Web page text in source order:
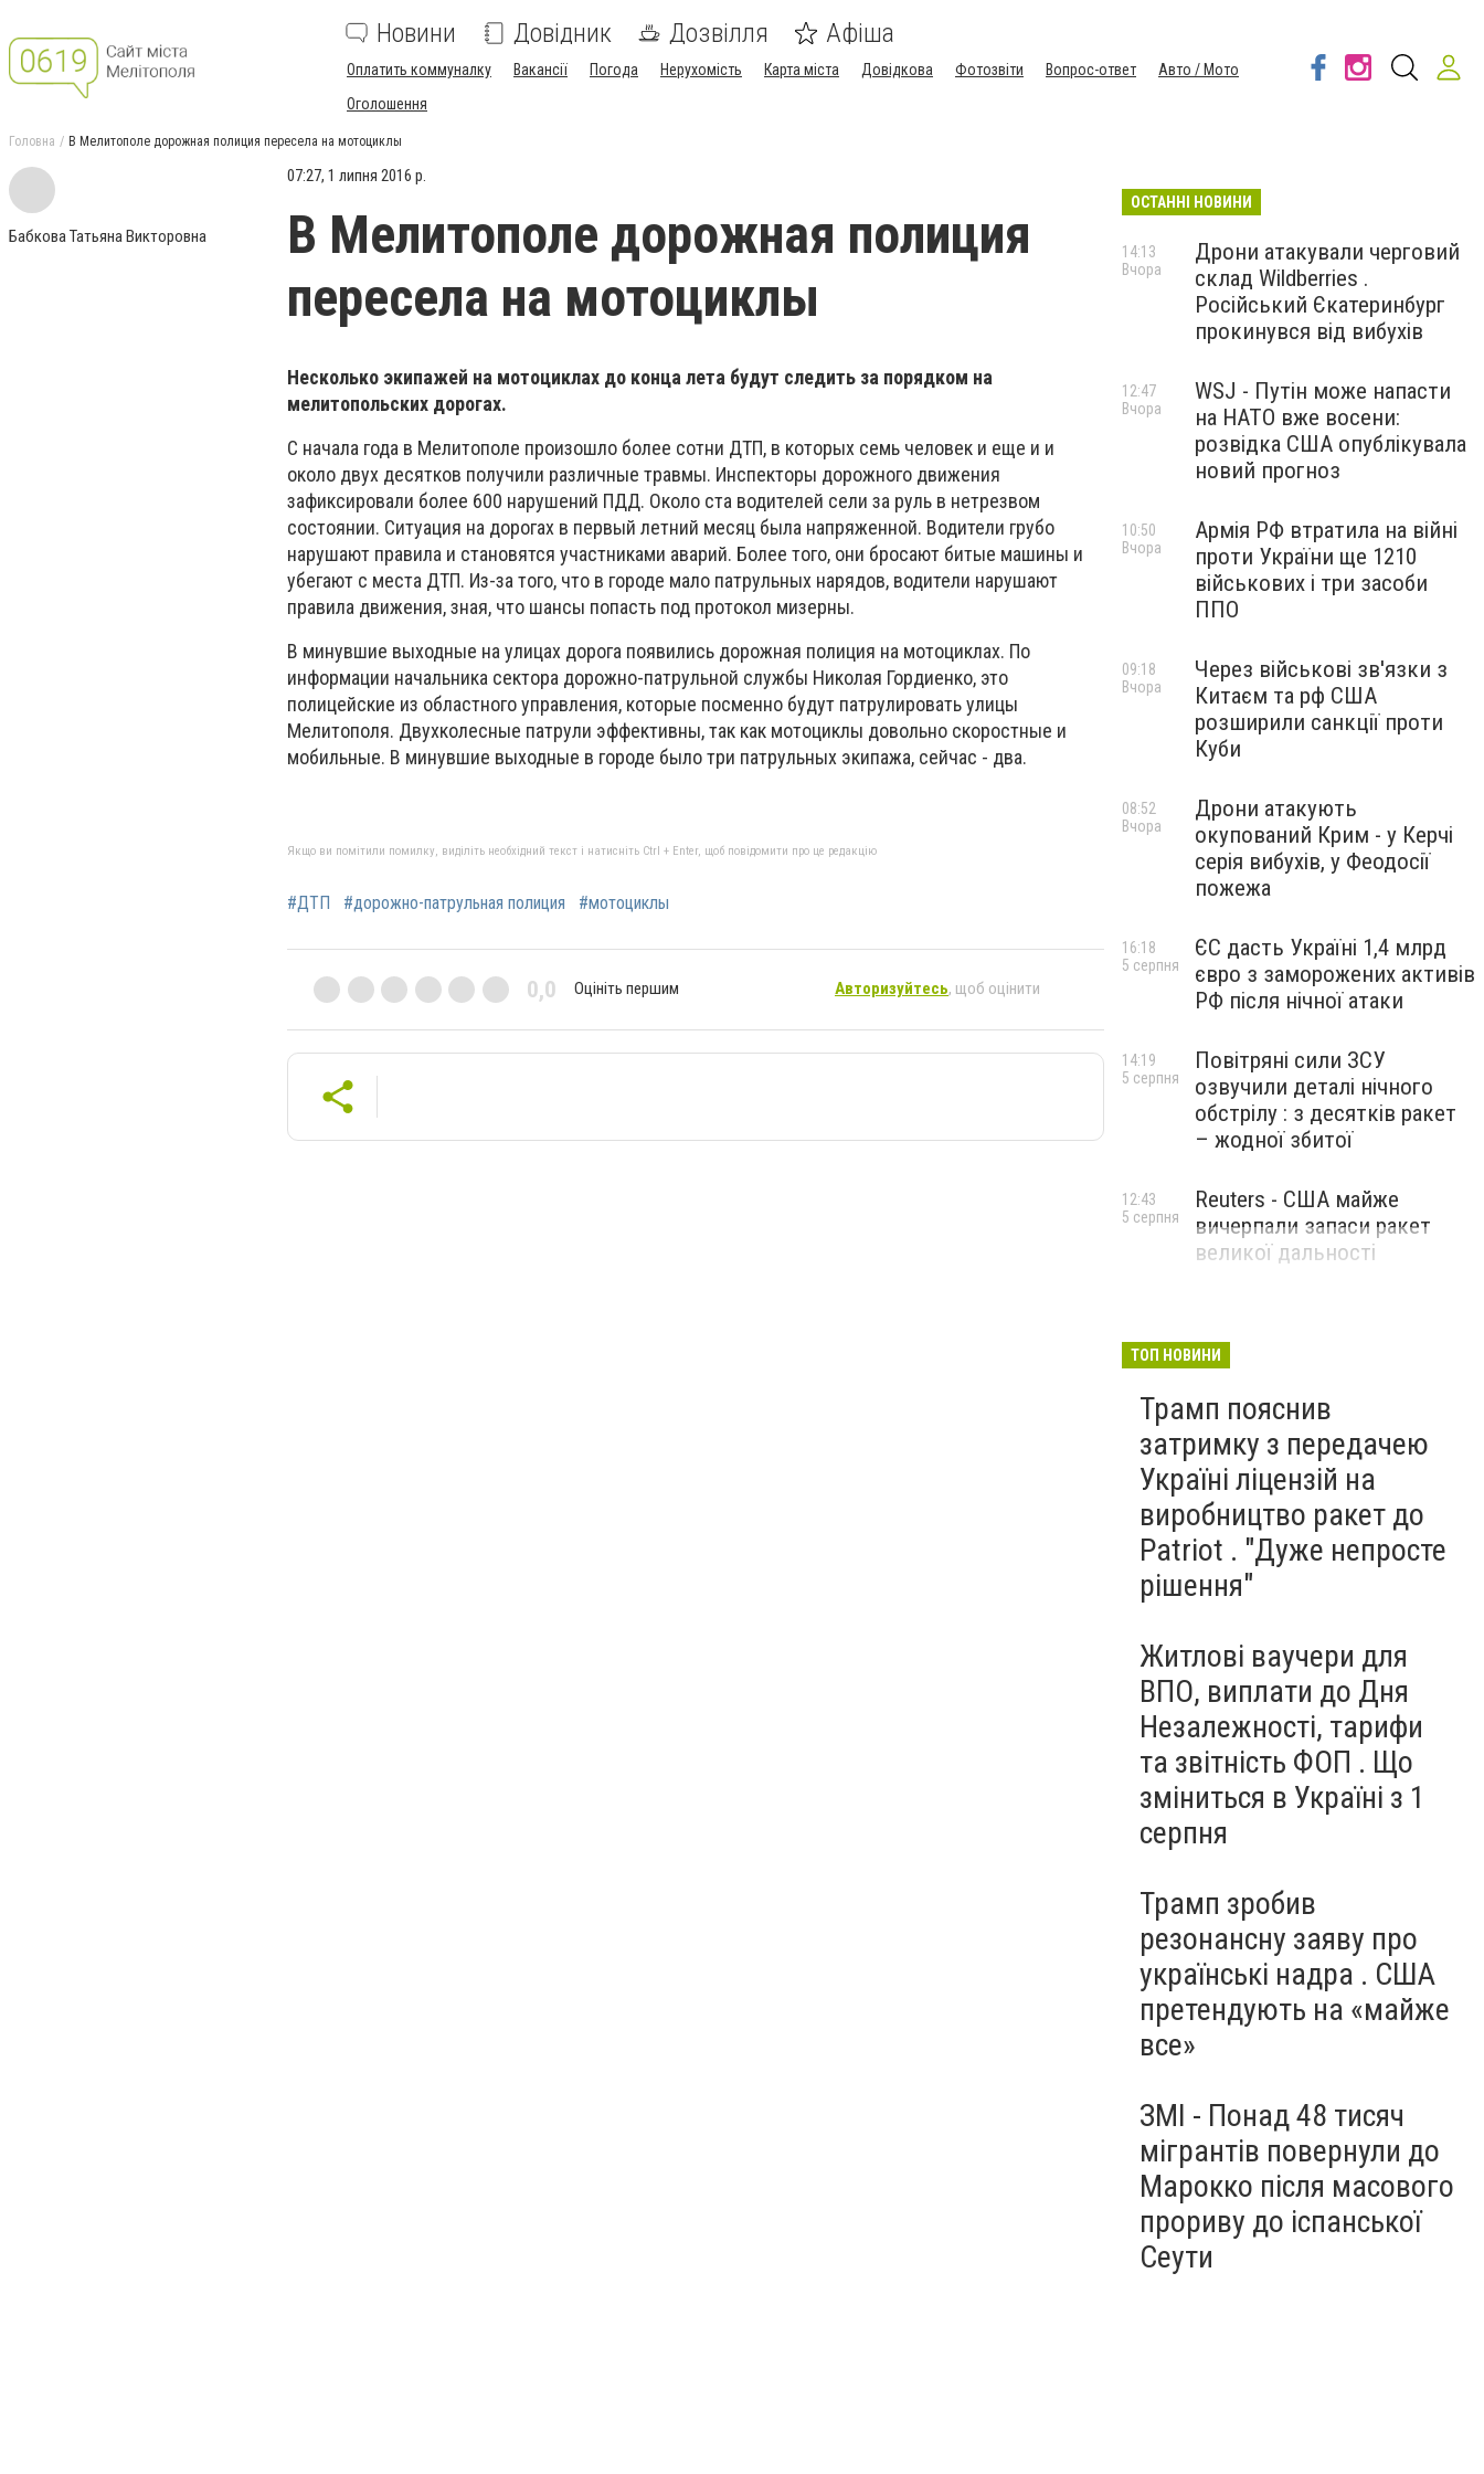
Новини Довідник Дозвілля Афіша
Оплатить коммуналку Вакансії Погода Нерухомість Карта міста Довідкова Фотозвіти Вопрос-ответ
Авто / Мото
Оголошення
Головна В Мелитополе дорожная полиция пересела на мотоциклы
Бабкова Татьяна Викторовна
07:27, 1 липня 2016 р.
В Мелитополе дорожная полиция
пересела на мотоциклы
Несколько экипажей на мотоциклах до конца лета будут следить за порядком на
мелитопольских дорогах.
С начала года в Мелитополе произошло более сотни ДТП, в которых семь человек и еще и и
около двух десятков получили различные травмы. Инспекторы дорожного движения
зафиксировали более 600 нарушений ПДД. Около ста водителей сели за руль в нетрезвом
состоянии. Ситуация на дорогах в первый летний месяц была напряженной. Водители грубо
нарушают правила и становятся участниками аварий. Более того, они бросают битые машины и
убегают с места ДТП. Из-за того, что в городе мало патрульных нарядов, водители нарушают
правила движения, зная, что шансы попасть под протокол мизерны.
В минувшие выходные на улицах дорога появились дорожная полиция на мотоциклах. По
информации начальника сектора дорожно-патрульной службы Николая Гордиенко, это
полицейские из областного управления, которые посменно будут патрулировать улицы
Мелитополя. Двухколесные патрули эффективны, так как мотоциклы довольно скоростные и
мобильные. В минувшие выходные в городе было три патрульных экипажа, сейчас - два.
Якщо ви помітили помилку, виділіть необхідний текст і натисніть Ctrl + Enter, щоб повідомити про це редакцію
#ДТП #дорожно-патрульная полиция #мотоциклы
0,0 Оцініть першим Авторизуйтесь, щоб оцінити
ОСТАННІ НОВИНИ
Дрони атакували черговий
склад Wildberries .
Російський Єкатеринбург
прокинувся від вибухів
14:13
Вчора
WSJ - Путін може напасти
на НАТО вже восени:
розвідка США опублікувала
новий прогноз
12:47
Вчора
Армія РФ втратила на війні
проти України ще 1210
військових і три засоби
ППО
10:50
Вчора
Через військові зв'язки з
Китаєм та рф США
розширили санкції проти
Куби
09:18
Вчора
Дрони атакують
окупований Крим - у Керчі
серія вибухів, у Феодосії
пожежа
08:52
Вчора
ЄС дасть Україні 1,4 млрд
євро з заморожених активів
РФ після нічної атаки
16:18
5 серпня
Повітряні сили ЗСУ
озвучили деталі нічного
обстрілу : з десятків ракет
– жодної збитої
14:19
5 серпня
Reuters - США майже
вичерпали запаси ракет
великої дальності
12:43
5 серпня
ТОП НОВИНИ
Трамп пояснив
затримку з передачею
Україні ліцензій на
виробництво ракет до
Patriot . "Дуже непросте
рішення"
Житлові ваучери для
ВПО, виплати до Дня
Незалежності, тарифи
та звітність ФОП . Що
зміниться в Україні з 1
серпня
Трамп зробив
резонансну заяву про
українські надра . США
претендують на «майже
все»
ЗМІ - Понад 48 тисяч
мігрантів повернули до
Марокко після масового
прориву до іспанської
Сеути